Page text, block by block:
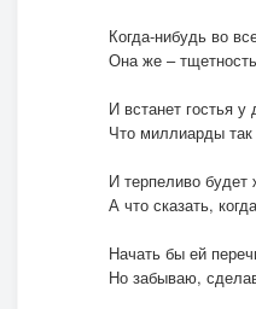
Когда-нибудь во
Она же –
И встанет гостья
Что миллиарды
И терпеливо будет
А что сказать,
Начать бы ей
Но забываю,